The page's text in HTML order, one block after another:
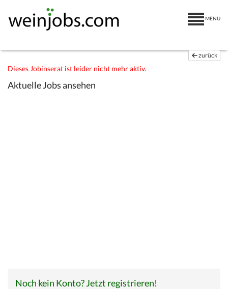
MENU
zurück
Dieses Jobinserat ist leider nicht mehr aktiv.
Aktuelle Jobs ansehen
Noch kein Konto? Jetzt registrieren!